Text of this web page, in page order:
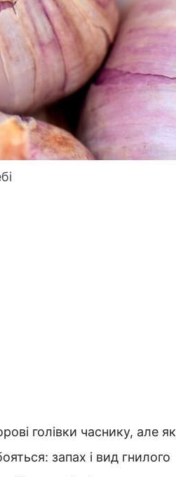
голівки часнику, але як
запах і вид гнилого